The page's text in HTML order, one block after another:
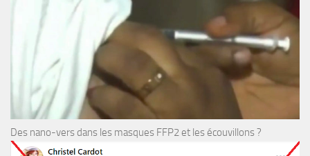
Des nano-vers dans les masques FFP2 et les écouvillons ?